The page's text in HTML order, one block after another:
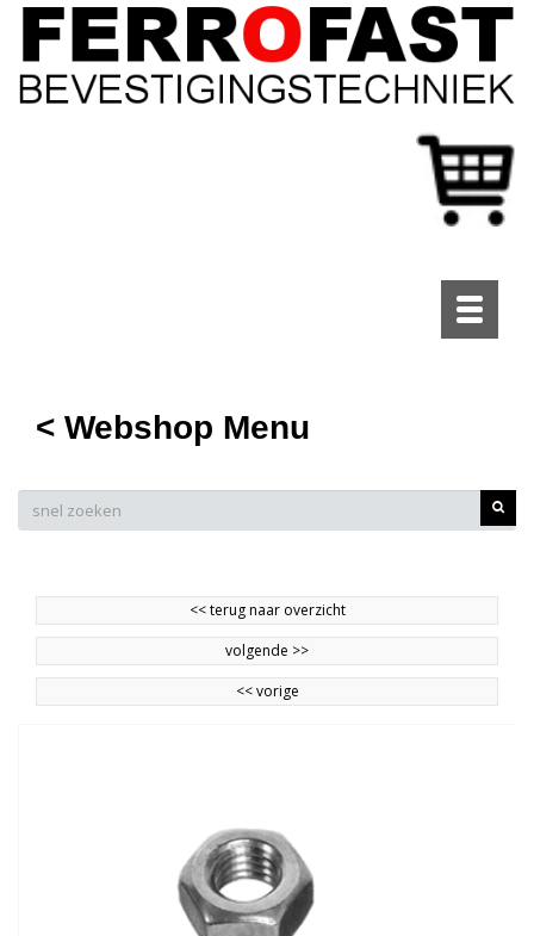
Toggle
< Webshop Menu
<<terug naar overzicht
volgende >>
<<vorige